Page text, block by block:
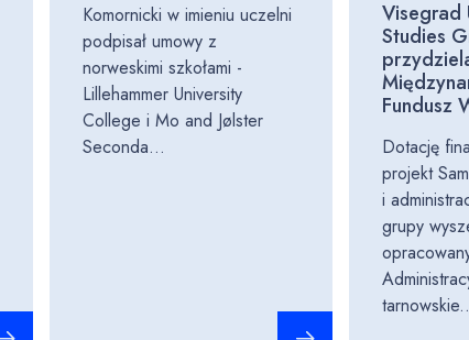
Komornicki w imieniu uczelni
podpisał umowy z
norweskimi szkołami -
Lillehammer University
College i Mo and Jølster
Seconda...
Visegrad
Studies
Fundusz
Dotację
projekt
i
grupy